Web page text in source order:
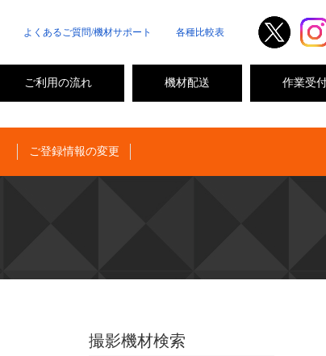
よくあるご質問/機材サポート 各種比較表
作業受
機材配送
ご利用の流れ
ご登録情報の変更
撮影機材検索